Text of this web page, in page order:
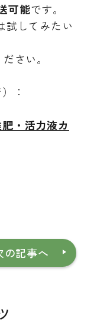
可能です。
試してみたい
さい。
：
・活力液カ
の記事へ